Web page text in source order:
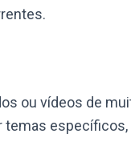
ou vídeos de
temas